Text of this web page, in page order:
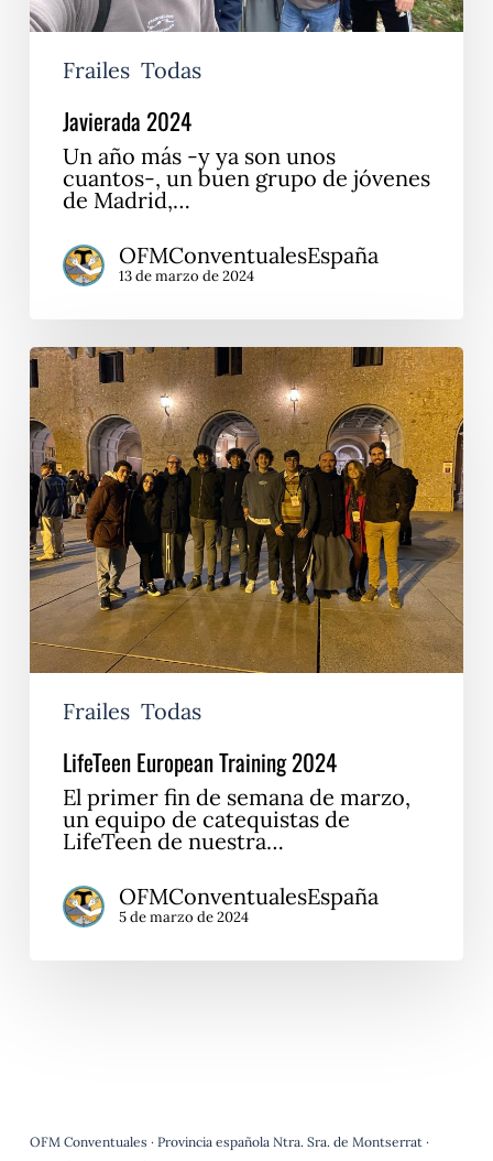
Frailes Todas
Javierada 2024
Un año más -y ya son unos
cuantos-, un buen grupo de jóvenes
de Madrid,…
OFMConventualesEspaña
13 de marzo de 2024
LifeTeen
European
Training
2024
Frailes Todas
LifeTeen European Training 2024
El primer fin de semana de marzo,
un equipo de catequistas de
LifeTeen de nuestra…
OFMConventualesEspaña
5 de marzo de 2024
OFM Conventuales · Provincia española Ntra. Sra. de Montserrat ·